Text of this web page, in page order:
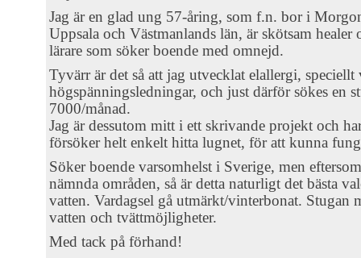
Jag är en glad ung 57-åring, som f.n. bor i
Uppsala och Västmanlands län, är skötsam healer
lärare som söker boende med omnejd.
Tyvärr är det så att jag utvecklat elallergi,
högspänningsledningar, och just därför sökes en
7000/månad.
Jag är dessutom mitt i ett skrivande projekt och
försöker helt enkelt hitta lugnet, för att kunna
Söker boende varsomhelst i Sverige, men
nämnda områden, så är detta naturligt det bästa
vatten. Vardagsel gå utmärkt/vinterbonat. Stugan
vatten och tvättmöjligheter.
Med tack på förhand!